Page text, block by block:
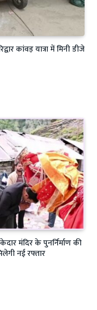
कांवड़ यात्रा में मिनी डीजे
मंदिर के पुनर्निर्माण की
नई रफ्तार